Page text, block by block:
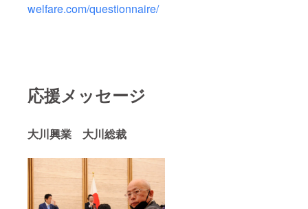
welfare.com/questionnaire/
応援メッセージ
大川興業 大川総裁